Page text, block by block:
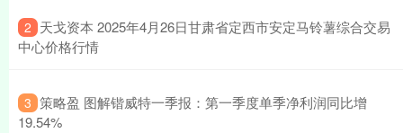
2 ​天戈资本 2025年4月26日甘肃省定西市安定马铃薯综合交易
中心价格行情
3 ​策略盈 图解锴威特一季报：第一季度单季净利润同比增
19.54%